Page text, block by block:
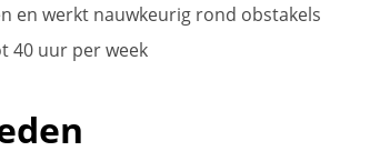
en werkt nauwkeurig rond obstakels
40 uur per week